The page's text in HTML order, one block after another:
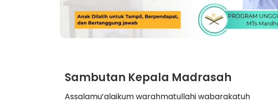
Sambutan Kepala Madrasah
Assalamu’alaikum warahmatullahi wabarakatuh